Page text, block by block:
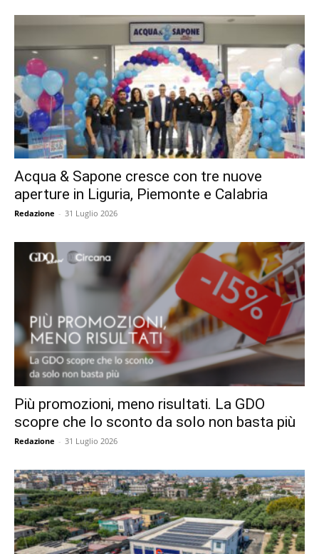
Acqua & Sapone cresce con tre nuove
aperture in Liguria, Piemonte e Calabria
Redazione - 31 Luglio 2026
Più promozioni, meno risultati. La GDO
scopre che lo sconto da solo non basta più
Redazione - 31 Luglio 2026